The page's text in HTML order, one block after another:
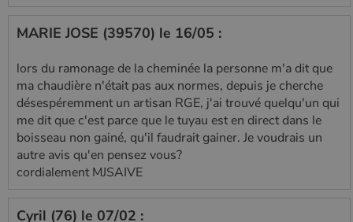
MARIE JOSE (39570) le 16/05 :
lors du ramonage de la cheminée la personne m'a dit que
ma chaudière n'était pas aux normes, depuis je cherche
désespéremment un artisan RGE, j'ai trouvé quelqu'un qui
me dit que c'est parce que le tuyau est en direct dans le
boisseau non gainé, qu'il faudrait gainer. Je voudrais un
autre avis qu'en pensez vous?
cordialement MJSAIVE
Cyril (76) le 07/02 :